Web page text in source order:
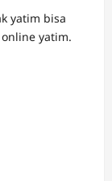
yatim bisa
yatim.